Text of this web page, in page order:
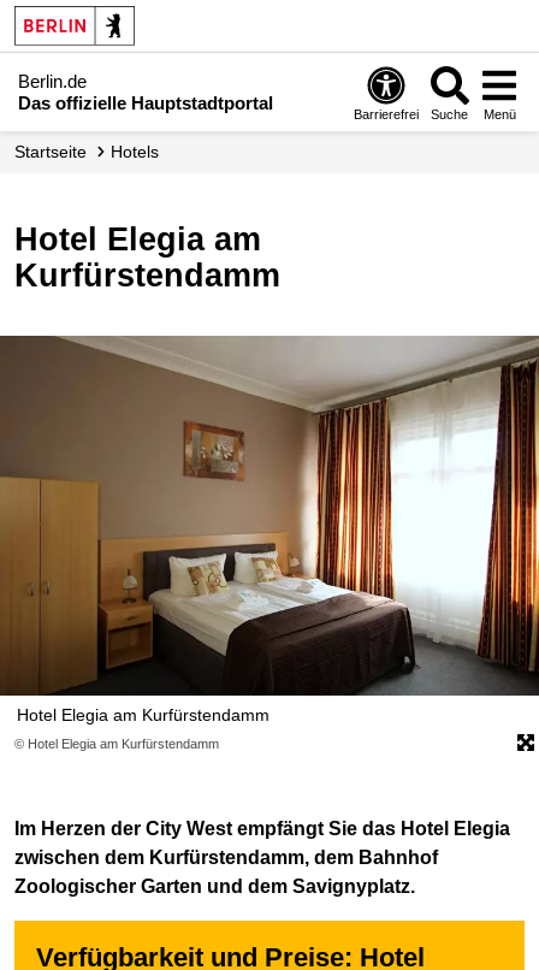
Berlin.de
Das offizielle Hauptstadtportal
Barrierefrei Suche Menü
Startseite Hotels
Hotel Elegia am
Kurfürstendamm
© Hotel Elegia am Kurfürstendamm
Hotel Elegia am Kurfürstendamm
Im Herzen der City West empfängt Sie das Hotel Elegia
zwischen dem Kurfürstendamm, dem Bahnhof
Zoologischer Garten und dem Savignyplatz.
Verfügbarkeit und Preise: Hotel